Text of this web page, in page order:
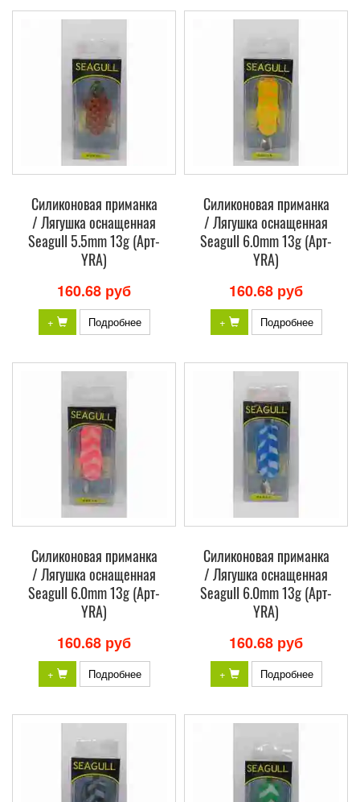
Силиконовая приманка
/ Лягушка оснащенная
Seagull 5.5mm 13g (Арт-
YRA)
160.68 руб
+ Подробнее
Силиконовая приманка
/ Лягушка оснащенная
Seagull 6.0mm 13g (Арт-
YRA)
160.68 руб
+ Подробнее
Силиконовая приманка
/ Лягушка оснащенная
Seagull 6.0mm 13g (Арт-
YRA)
160.68 руб
+ Подробнее
Силиконовая приманка
/ Лягушка оснащенная
Seagull 6.0mm 13g (Арт-
YRA)
160.68 руб
+ Подробнее